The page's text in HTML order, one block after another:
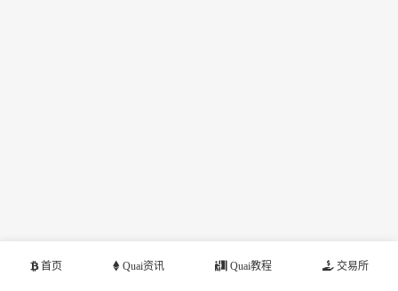
首页 Quai资讯 Quai教程 交易所